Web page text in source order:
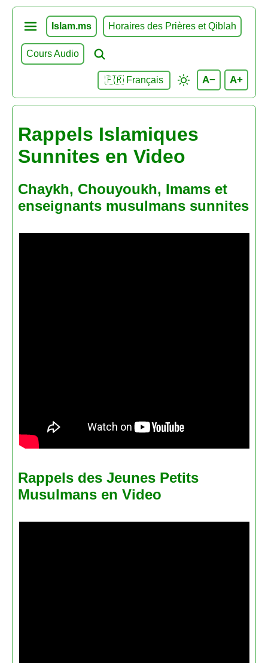
Islam.ms Horaires des Prières et Qiblah
Cours Audio
🇫🇷 Français A− A+
Rappels Islamiques
Sunnites en Video
Chaykh, Chouyoukh, Imams et
enseignants musulmans sunnites
Rappels des Jeunes Petits
Musulmans en Video